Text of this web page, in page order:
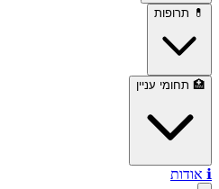
💊 תרופות
🏥 תחומי עניין
ℹ️ אודות